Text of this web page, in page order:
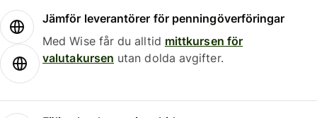
Jämför leverantörer för penningöverföringar
Med Wise får du alltid mittkursen för
valutakursen utan dolda avgifter.